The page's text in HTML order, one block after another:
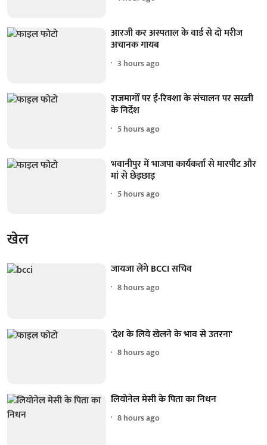
आरजी कर अस्पताल के वार्ड से दो मरीज
अचानक गायब
3 hours ago
राजमार्गों पर ई-रिक्शा के संचालन पर सख्ती
के निर्देश
5 hours ago
भवानीपुर में भाजपा कार्यकर्ता से मारपीट और
मां से छेड़छाड़
5 hours ago
खेल
जायजा लेंगे BCCI सचिव
8 hours ago
'देश के लिये खेलने के भाव से उतरना'
8 hours ago
लियोनेल मेसी के पिता का निधन
8 hours ago